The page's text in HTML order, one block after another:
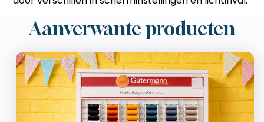
Aanverwante producten